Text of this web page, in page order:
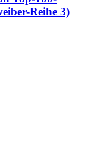
Reihe 3)